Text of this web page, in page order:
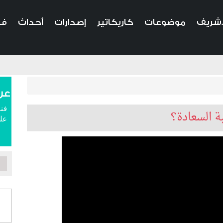
موضوعات كاريكاتير إصدارات أحداث